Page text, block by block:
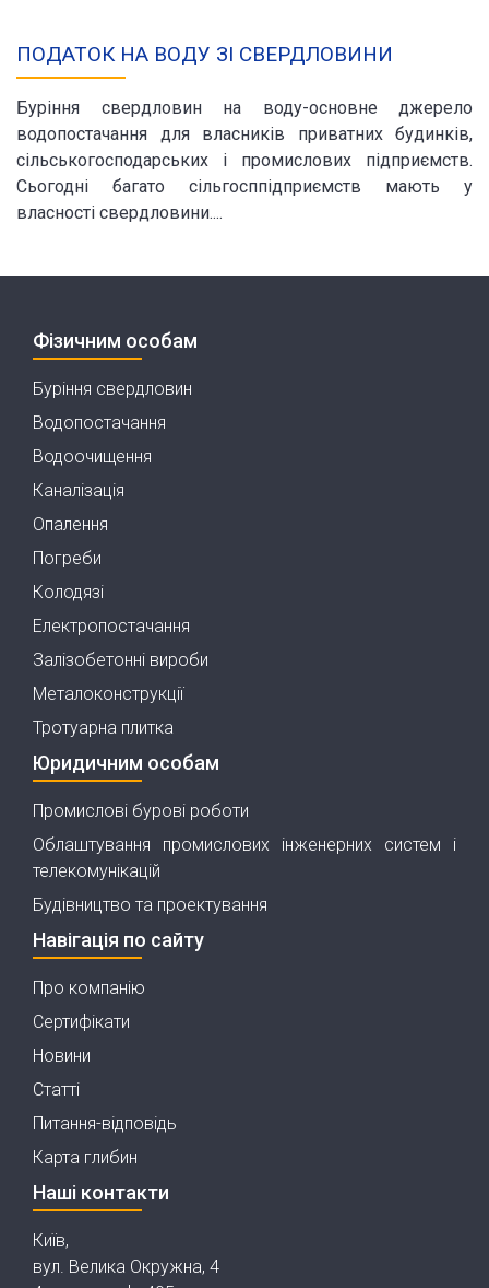
ПОДАТОК НА ВОДУ ЗІ СВЕРДЛОВИНИ
Буріння свердловин на воду-основне джерело
водопостачання для власників приватних будинків,
сільськогосподарських і промислових підприємств.
Сьогодні багато сільгосппідприємств мають у
власності свердловини....
Фізичним особам
Буріння свердловин
Водопостачання
Водоочищення
Каналізація
Опалення
Погреби
Колодязі
Електропостачання
Залізобетонні вироби
Металоконструкції
Тротуарна плитка
Юридичним особам
Промислові бурові роботи
Облаштування промислових інженерних систем і
телекомунікацій
Будівництво та проектування
Навігація по сайту
Про компанію
Сертифікати
Новини
Статті
Питання-відповідь
Карта глибин
Наші контакти
Київ,
вул. Велика Окружна, 4